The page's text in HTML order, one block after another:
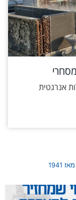
אנרגטית